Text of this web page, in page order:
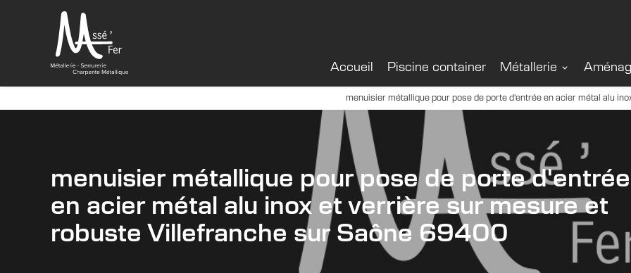
Accueil Piscine container Métallerie
menuisier métallique pour pose de porte d'entrée en acier métal alu
menuisier métallique pour pose de porte d'entrée
en acier métal alu inox et verrière sur mesure et
robuste Villefranche sur Saône 69400